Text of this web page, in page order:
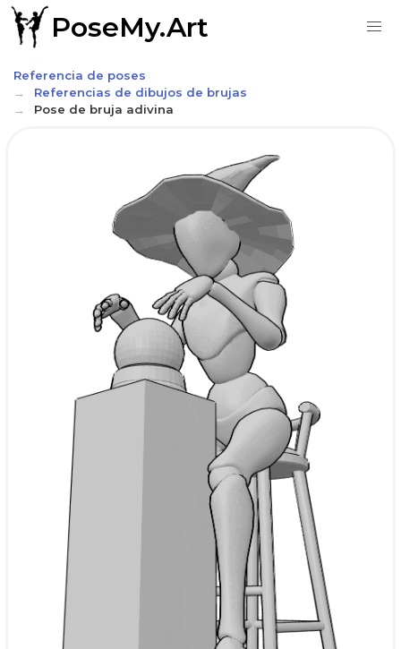
PoseMy.Art
Referencia de poses
Referencias de dibujos de brujas
Pose de bruja adivina